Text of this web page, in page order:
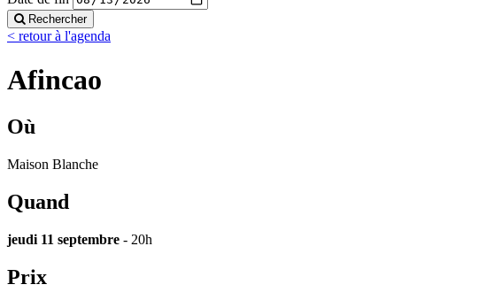
Rechercher
< retour à l'agenda
Afincao
Où
Maison Blanche
Quand
jeudi 11 septembre - 20h
Prix